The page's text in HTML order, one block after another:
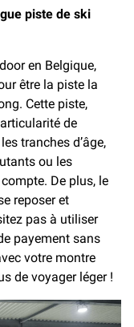
piste de ski
en Belgique,
être la piste la
Cette piste,
de
tranches d’âge,
ou les
De plus, le
reposer et
pas à utiliser
payement sans
votre montre
de voyager léger !